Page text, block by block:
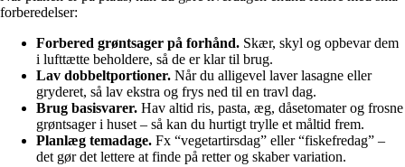
forberedelser:
Forbered grøntsager på forhånd. Skær, skyl og opbevar dem
i lufttætte beholdere, så de er klar til brug.
Lav dobbeltportioner. Når du alligevel laver lasagne eller
gryderet, så lav ekstra og frys ned til en travl dag.
Brug basisvarer. Hav altid ris, pasta, æg, dåsetomater og frosne
grøntsager i huset – så kan du hurtigt trylle et måltid frem.
Planlæg temadage. Fx “vegetartirsdag” eller “fiskefredag” –
det gør det lettere at finde på retter og skaber variation.